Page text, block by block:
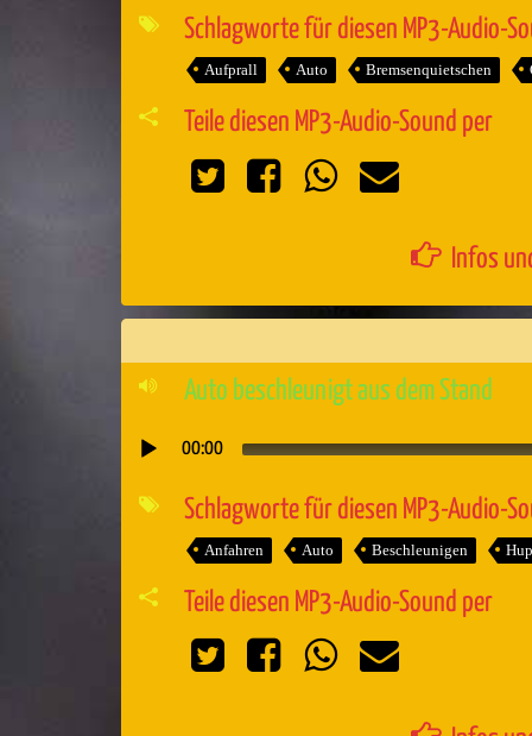
Player
Schlagworte für diesen MP3-Audio-
Aufprall Auto Bremsenquietschen
Teile diesen MP3-Audio-Sound per
Infos
Auto beschleunigt aus dem Stand
Audio-
Player
00:00
Schlagworte für diesen MP3-Audio-
Anfahren Auto Beschleunigen
Teile diesen MP3-Audio-Sound per